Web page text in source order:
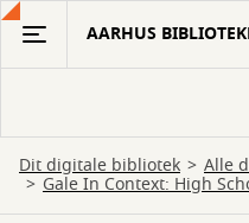
Gå
hovedindhold
AARHUS
Dit digitale bibliotek Alle
Gale In Context: High